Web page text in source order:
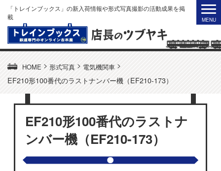
「トレインブックス」の新入荷情報や形式写真撮影の活動成果を掲
載
HOME > 形式写真 > 電気機関車 >
EF210形100番代のラストナンバー機（EF210-173）
EF210形100番代のラストナ
ンバー機（EF210-173）